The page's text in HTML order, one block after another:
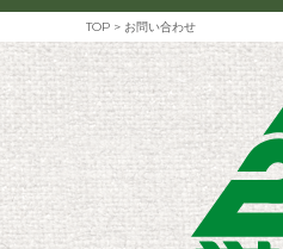
TOP > お問い合わせ